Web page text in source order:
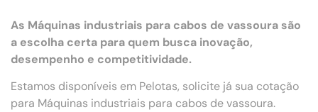
As Máquinas industriais para cabos de vassoura são
a escolha certa para quem busca inovação,
desempenho e competitividade.
Estamos disponíveis em Pelotas, solicite já sua cotação
para Máquinas industriais para cabos de vassoura.